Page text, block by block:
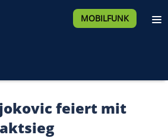
MOBILFUNK
feiert mit